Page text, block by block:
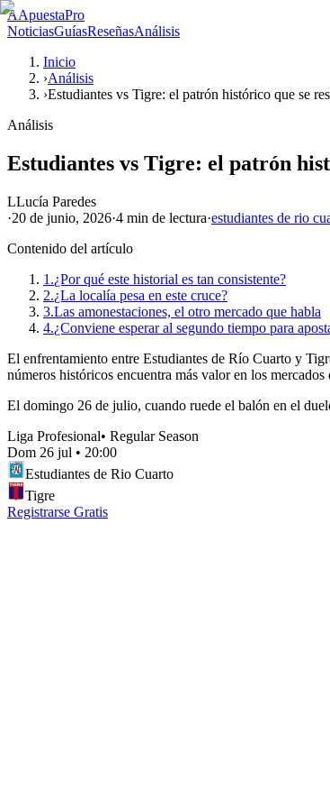
AApuestaPro
NoticiasGuíasReseñasAnálisis
Inicio
›Análisis
›Estudiantes vs Tigre: el patrón histórico que se
Análisis
Estudiantes vs Tigre: el patrón
LLucía Paredes
·20 de junio, 2026·4 min de lectura·estudiantes de rio
Contenido del artículo
1.¿Por qué este historial es tan consistente?
2.¿La localía pesa en este cruce?
3.Las amonestaciones, el otro mercado que habla
4.¿Conviene esperar al segundo tiempo para
El enfrentamiento entre Estudiantes de Río Cuarto y
números históricos encuentra más valor en los
El domingo 26 de julio, cuando ruede el balón en el
Liga Profesional• Regular Season
Dom 26 jul • 20:00
Estudiantes de Rio Cuarto
Tigre
Registrarse Gratis